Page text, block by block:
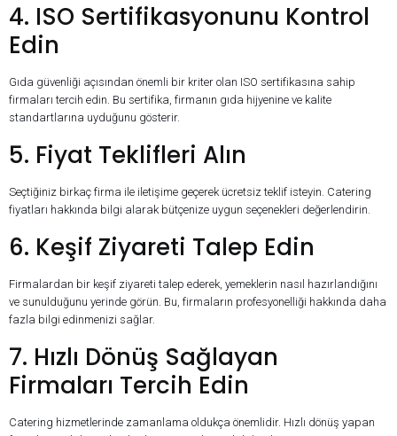
4. ISO Sertifikasyonunu Kontrol
Edin
Gıda güvenliği açısından önemli bir kriter olan ISO sertifikasına sahip
firmaları tercih edin. Bu sertifika, firmanın gıda hijyenine ve kalite
standartlarına uyduğunu gösterir.
5. Fiyat Teklifleri Alın
Seçtiğiniz birkaç firma ile iletişime geçerek ücretsiz teklif isteyin. Catering
fiyatları hakkında bilgi alarak bütçenize uygun seçenekleri değerlendirin.
6. Keşif Ziyareti Talep Edin
Firmalardan bir keşif ziyareti talep ederek, yemeklerin nasıl hazırlandığını
ve sunulduğunu yerinde görün. Bu, firmaların profesyonelliği hakkında daha
fazla bilgi edinmenizi sağlar.
7. Hızlı Dönüş Sağlayan
Firmaları Tercih Edin
Catering hizmetlerinde zamanlama oldukça önemlidir. Hızlı dönüş yapan